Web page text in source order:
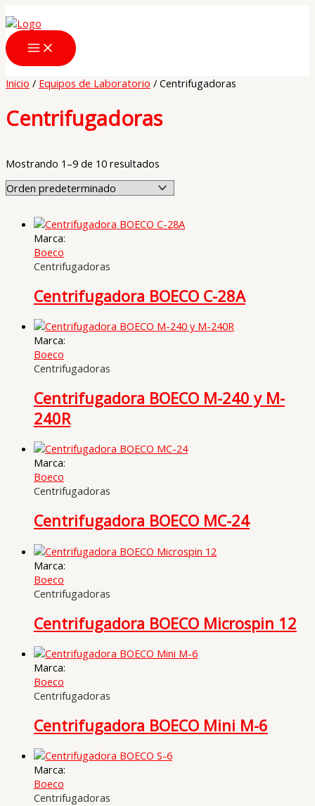
al
contenido
Inicio / Equipos de Laboratorio / Centrifugadoras
Centrifugadoras
Mostrando 1–9 de 10 resultados
Marca:
Boeco
Centrifugadoras
Centrifugadora BOECO C-28A
Marca:
Boeco
Centrifugadoras
Centrifugadora BOECO M-240 y M-
240R
Marca:
Boeco
Centrifugadoras
Centrifugadora BOECO MC-24
Marca:
Boeco
Centrifugadoras
Centrifugadora BOECO Microspin 12
Marca:
Boeco
Centrifugadoras
Centrifugadora BOECO Mini M-6
Marca:
Boeco
Centrifugadoras